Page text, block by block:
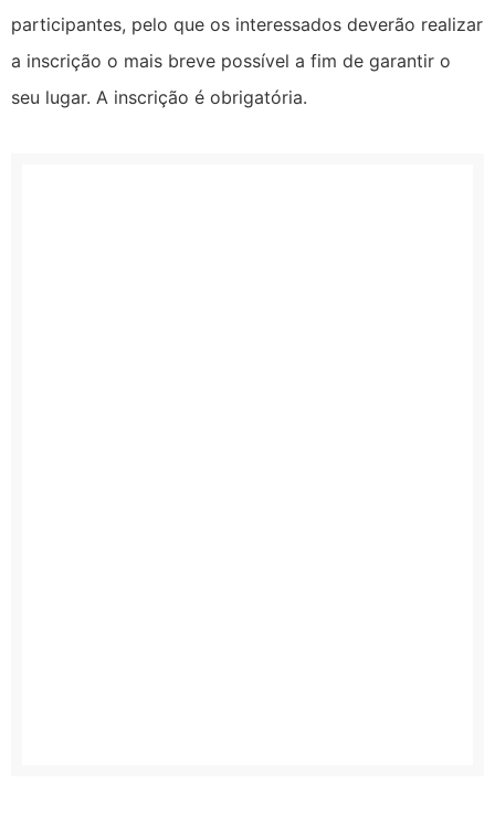
participantes, pelo que os interessados deverão realizar
a inscrição o mais breve possível a fim de garantir o
seu lugar. A inscrição é obrigatória.